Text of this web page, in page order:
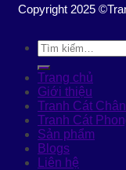
Copyright 2025
Tìm
kiếm:
Trang chủ
Giới thiệu
Tranh Cát
Tranh Cát
Sản phẩm
Blogs
Liên hệ